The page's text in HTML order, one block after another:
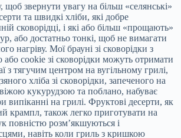
звернути увагу на більш «селянські»
та швидкі хліби, які добре
сковорідці, і які або більш «прощають»
або достатньо тонкі, щоб не вимагати
нагріву. Мої брауні зі сковорідки з
cookie зі сковорідки можуть отримати
з тягучим центром на вугільному грилі,
хліба зі сковорідки, запеченого на
кукурудзою та поблано, набуває
випіканні на грилі. Фруктові десерти, як
крампл, також легко приготувати на
повністю розм’якшуються і
навіть коли гриль з кришкою